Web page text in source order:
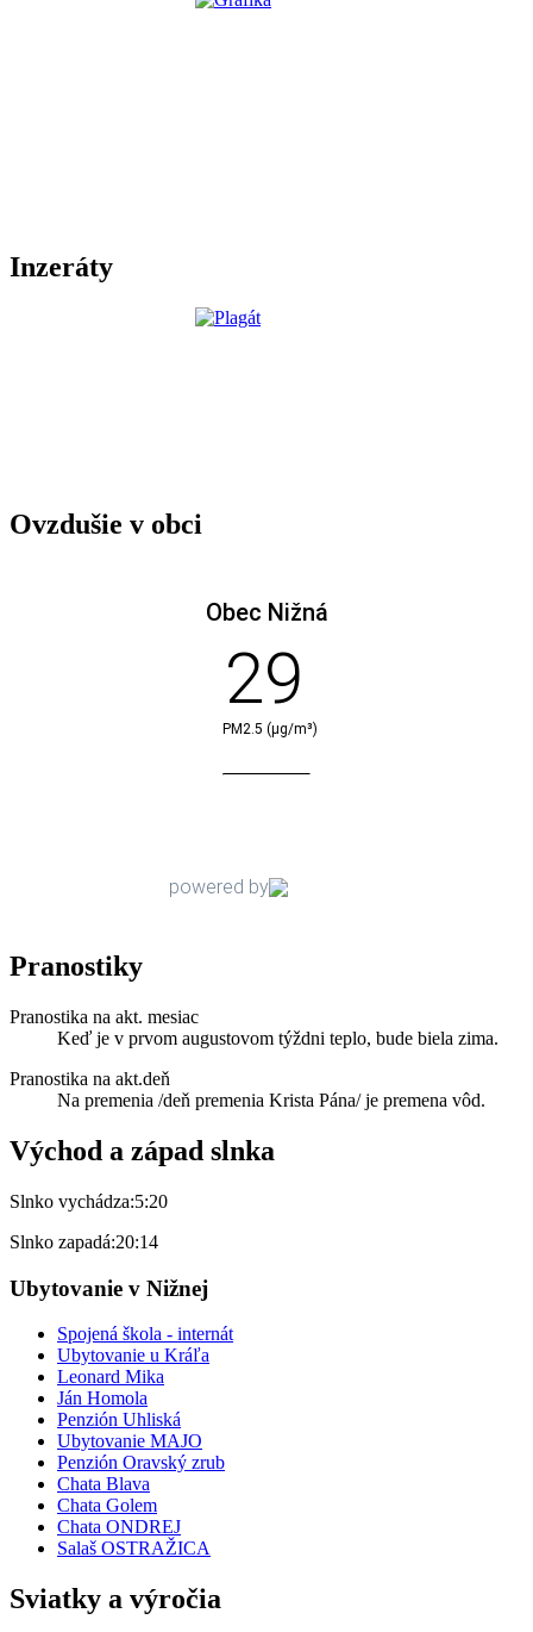
Inzeráty
Ovzdušie v obci
Pranostiky
Pranostika na akt. mesiac
Keď je v prvom augustovom týždni teplo, bude biela zima.
Pranostika na akt.deň
Na premenia /deň premenia Krista Pána/ je premena vôd.
Východ a západ slnka
Slnko vychádza:5:20
Slnko zapadá:20:14
Ubytovanie v Nižnej
Spojená škola - internát
Ubytovanie u Kráľa
Leonard Mika
Ján Homola
Penzión Uhliská
Ubytovanie MAJO
Penzión Oravský zrub
Chata Blava
Chata Golem
Chata ONDREJ
Salaš OSTRAŽICA
Sviatky a výročia